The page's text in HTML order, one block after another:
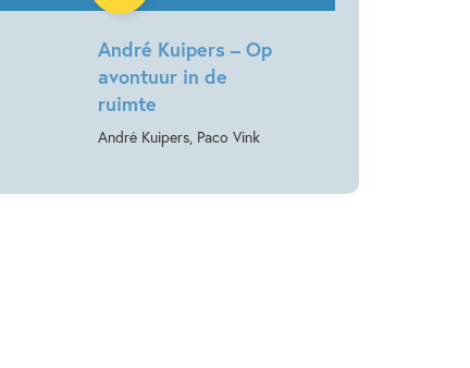
André Kuipers – Op
avontuur in de
ruimte
André Kuipers, Paco Vink